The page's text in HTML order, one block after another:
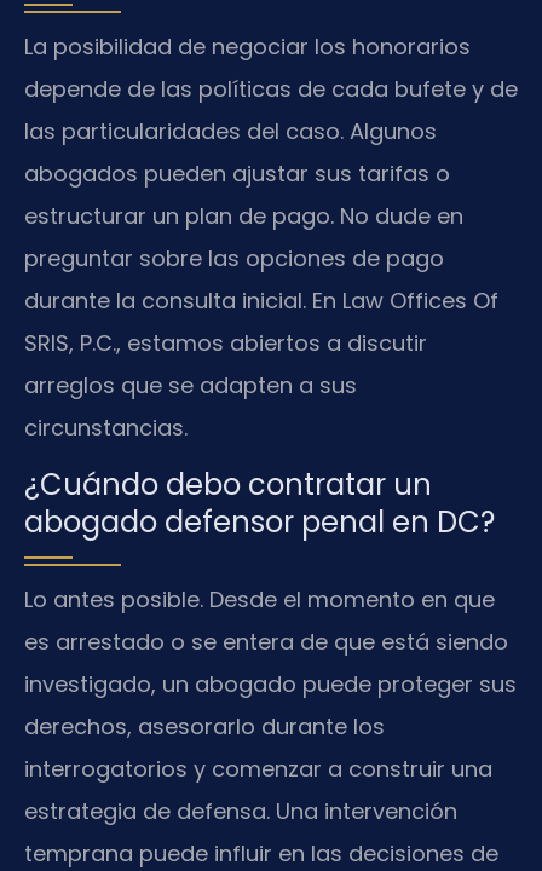
La posibilidad de negociar los honorarios
depende de las políticas de cada bufete y de
las particularidades del caso. Algunos
abogados pueden ajustar sus tarifas o
estructurar un plan de pago. No dude en
preguntar sobre las opciones de pago
durante la consulta inicial. En Law Offices Of
SRIS, P.C., estamos abiertos a discutir
arreglos que se adapten a sus
circunstancias.
¿Cuándo debo contratar un
abogado defensor penal en DC?
Lo antes posible. Desde el momento en que
es arrestado o se entera de que está siendo
investigado, un abogado puede proteger sus
derechos, asesorarlo durante los
interrogatorios y comenzar a construir una
estrategia de defensa. Una intervención
temprana puede influir en las decisiones de